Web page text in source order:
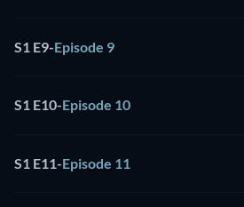
S1 E9-Episode 9
S1 E10-Episode 10
S1 E11-Episode 11